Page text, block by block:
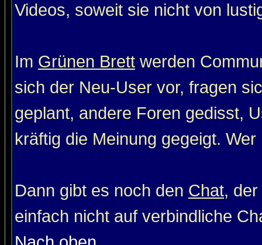
Videos, soweit sie nicht von
Im Grünen Brett werden
sich der Neu-User vor, fragen
geplant, andere Foren gedisst,
kräftig die Meinung gegeigt.
Dann gibt es noch den Chat,
einfach nicht auf verbindliche